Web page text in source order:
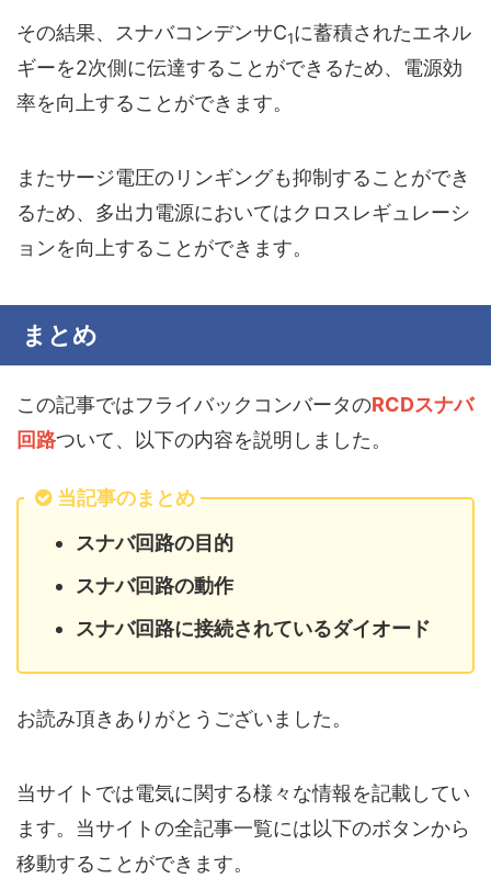
その結果、スナバコンデンサC1に蓄積されたエネル
ギーを2次側に伝達することができるため、電源効
率を向上することができます。
またサージ電圧のリンギングも抑制することができ
るため、多出力電源においてはクロスレギュレーシ
ョンを向上することができます。
まとめ
この記事ではフライバックコンバータのRCDスナバ
回路ついて、以下の内容を説明しました。
当記事のまとめ
スナバ回路の目的
スナバ回路の動作
スナバ回路に接続されているダイオード
お読み頂きありがとうございました。
当サイトでは電気に関する様々な情報を記載してい
ます。当サイトの全記事一覧には以下のボタンから
移動することができます。